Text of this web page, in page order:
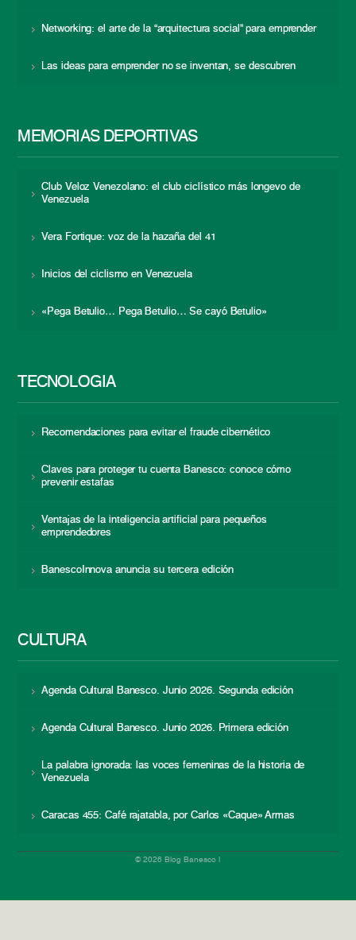
Networking: el arte de la “arquitectura social” para emprender
Las ideas para emprender no se inventan, se descubren
MEMORIAS DEPORTIVAS
Club Veloz Venezolano: el club ciclístico más longevo de
Venezuela
Vera Fortique: voz de la hazaña del 41
Inicios del ciclismo en Venezuela
«Pega Betulio… Pega Betulio… Se cayó Betulio»
TECNOLOGÍA
Recomendaciones para evitar el fraude cibernético
Claves para proteger tu cuenta Banesco: conoce cómo
prevenir estafas
Ventajas de la inteligencia artificial para pequeños
emprendedores
BanescoInnova anuncia su tercera edición
CULTURA
Agenda Cultural Banesco. Junio 2026. Segunda edición
Agenda Cultural Banesco. Junio 2026. Primera edición
La palabra ignorada: las voces femeninas de la historia de
Venezuela
Caracas 455: Café rajatabla, por Carlos «Caque» Armas
© 2026 Blog Banesco |